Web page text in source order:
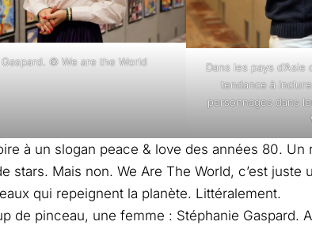
© We are the World
Dans les pays
tendance à
personnages dans
à un slogan peace & love des années 80. Un
stars. Mais non. We Are The World, c’est juste
qui repeignent la planète. Littéralement.
de pinceau, une femme : Stéphanie Gaspard.